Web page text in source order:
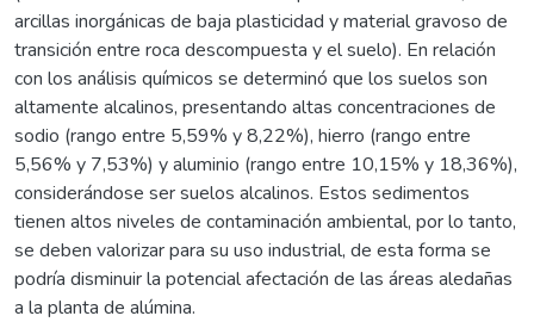
arcillas inorgánicas de baja plasticidad y material gravoso de
transición entre roca descompuesta y el suelo). En relación
con los análisis químicos se determinó que los suelos son
altamente alcalinos, presentando altas concentraciones de
sodio (rango entre 5,59% y 8,22%), hierro (rango entre
5,56% y 7,53%) y aluminio (rango entre 10,15% y 18,36%),
considerándose ser suelos alcalinos. Estos sedimentos
tienen altos niveles de contaminación ambiental, por lo tanto,
se deben valorizar para su uso industrial, de esta forma se
podría disminuir la potencial afectación de las áreas aledañas
a la planta de alúmina.